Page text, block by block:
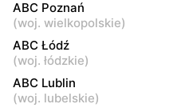
Warszawa, ul. Kowieńska
20
ABC
Warszawa, ul. Łochowska
39
ABC Poznań
(woj. wielkopolskie)
ABC Łódź
(woj. łódzkie)
ABC Lublin
(woj. lubelskie)